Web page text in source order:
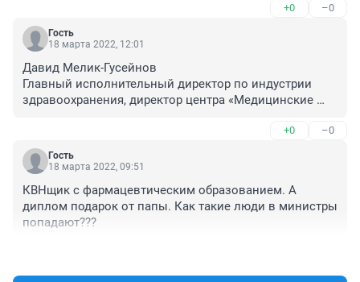
только опр. часть перенесла заразное заболевание
возникал этот самый иммунитет. Было бы неплохо
выползти чиновникам из кабинета и поездить по
там работает.
+0 –0
Гость
18 марта 2022, 12:01
Давид Мелик-Гусейнов
Главный исполнительный директор по индустрии
здравоохранения, директор центра «Медицинские
4 февраля 2020 года вступил в должность главного
исполнительного директора по индустрии
продукты и сервисы» Сбербанка.
Входит в экспертный совет по здравоохранению при
+0 –0
Гость
18 марта 2022, 09:51
КВНщик с фармацевтическим образованием. А
диплом подарок от папы. Как такие люди в министры
попадают???